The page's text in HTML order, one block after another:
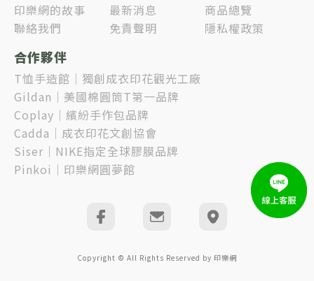
印樂網的故事 最新消息
商品總覽
聯絡我們
免責聲明 隱私權政策
合作夥伴
T恤手造館｜獨創成衣印花觀光工廠
Gildan｜美國棉圓筒T第一品牌
Coplay｜繽紛手作包品牌
Cadda｜成衣印花文創協會
Siser｜NIKE指定全球膠膜品牌
Pinkoi｜印樂網圓夢館
Copyright © All Rights Reserved by 印樂網